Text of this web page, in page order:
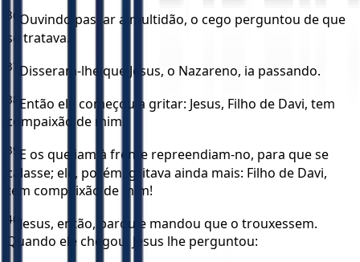
36 Ouvindo passar a multidão, o cego perguntou de que
se tratava.
37 Disseram-lhe que Jesus, o Nazareno, ia passando.
38 Então ele começou a gritar: Jesus, Filho de Davi, tem
compaixão de mim!
39 E os que iam à frente repreendiam-no, para que se
calasse; ele, porém, gritava ainda mais: Filho de Davi,
tem compaixão de mim!
40 Jesus, então, parou e mandou que o trouxessem.
Quando ele chegou, Jesus lhe perguntou: